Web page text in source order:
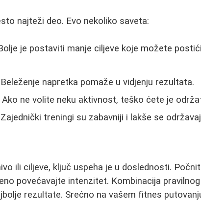
najteži deo. Evo nekoliko saveta:
je postaviti manje ciljeve koje možete
Beleženje napretka pomaže u vidjenju rezultata.
Ako ne volite neku aktivnost, teško ćete je
Zajednički treningi su zabavniji i lakše se
ili ciljeve, ključ uspeha je u doslednosti.
povećavajte intenzitet. Kombinacija
rezultate. Srećno na vašem fitnes